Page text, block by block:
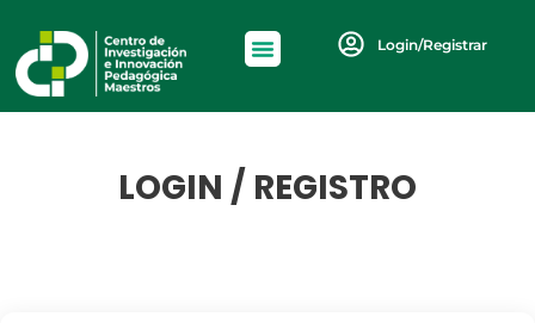
Login/Registrar
LOGIN / REGISTRO